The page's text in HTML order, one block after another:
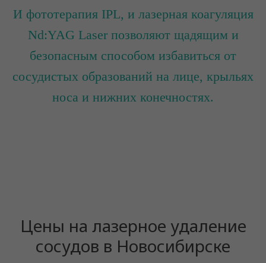
И фототерапия IPL, и лазерная коагуляция
Nd:YAG Laser позволяют щадящим и
безопасным способом избавиться от
сосудистых образований на лице, крыльях
носа и нижних конечностях.
Цены на лазерное удаление
сосудов в Новосибирске